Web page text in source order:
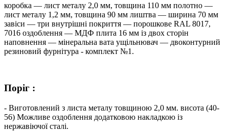
коробка — лист металу 2,0 мм, товщина 110 мм полотно —
лист металу 1,2 мм, товщина 90 мм лиштва — ширина 70 мм
завіси — три внутрішні покриття — порошкове RAL 8017,
7016 оздоблення — МДФ плита 16 мм із двох сторін
наповнення — мінеральна вата ущільнювач — двоконтурний
резиновий фурнітура - комплект №1.
Поріг :
- Виготовлений з листа металу товщиною 2,0 мм. висота (40-
56) Можливе оздоблення додатковою накладкою із
нержавіючої сталі.